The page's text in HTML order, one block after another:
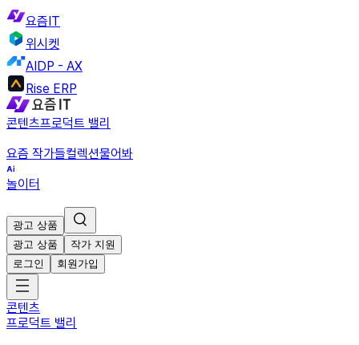
요즘IT
위시켓
AIDP - AX
Rise ERP
콘텐츠프로덕트 밸리
요즘 작가들컬렉션물어봐
놀이터
광고 상품
광고 상품
작가 지원
로그인
회원가입
콘텐츠
프로덕트 밸리